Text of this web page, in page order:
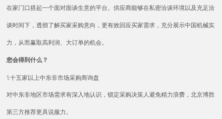
在家门口搭起一个面对面谈生意的平台。供应商能够在私密洽谈环境以及充足洽
谈时间下，透彻了解买家采购意向，更有效回应买家需求，充分展示中国机械实
力，从而赢取高利润、大订单的机会。
您会得到什么？
1.十五家以上中东非市场采购商询盘
对中东非地区市场需求有深入地认识，锁定采购决策人避免精力浪费，北京博胜
第三方推荐更具说服力。